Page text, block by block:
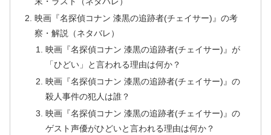
映画『名探偵コナン 漆黒の追跡者(チェイサー)』の考
察・解説（ネタバレ）
映画『名探偵コナン 漆黒の追跡者(チェイサー)』が
「ひどい」と言われる理由は何か？
映画『名探偵コナン 漆黒の追跡者(チェイサー)』の
殺人事件の犯人は誰？
映画『名探偵コナン 漆黒の追跡者(チェイサー)』の
ゲスト声優がひどいと言われる理由は何か？